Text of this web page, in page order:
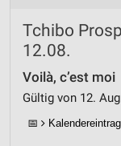
Tchibo
12.08.
Voilà, c’est moi
Gültig von 12.
📅